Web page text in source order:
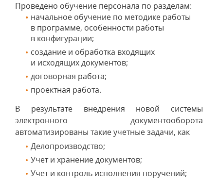
Проведено обучение персонала по разделам:
начальное обучение по методике работы
в программе, особенности работы
в конфигурации;
создание и обработка входящих
и исходящих документов;
договорная работа;
проектная работа.
В результате внедрения новой системы
электронного документооборота
автоматизированы такие учетные задачи, как
Делопроизводство;
Учет и хранение документов;
Учет и контроль исполнения поручений;